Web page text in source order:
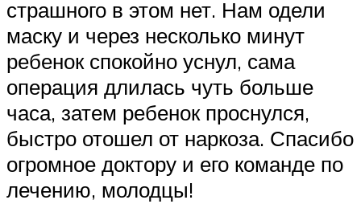
страшного в этом нет. Нам одели
маску и через несколько минут
ребенок спокойно уснул, сама
операция длилась чуть больше
часа, затем ребенок проснулся,
быстро отошел от наркоза. Спасибо
огромное доктору и его команде по
лечению, молодцы!